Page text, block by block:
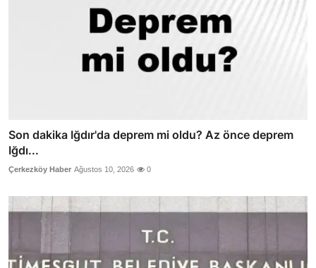
Son dakika Iğdır'da deprem mi oldu? Az önce deprem
Iğdı...
Çerkezköy Haber Ağustos 10, 2026 0